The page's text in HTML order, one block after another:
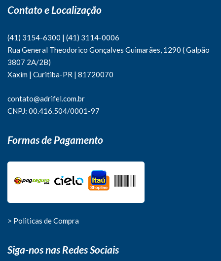
Contato e Localização
(41) 3154-6300 | (41) 3114-0006
Rua General Theodorico Gonçalves Guimarães, 1290 ( Galpão
3807 2A/2B)
Xaxim | Curitiba-PR | 81720070
contato@adrifel.com.br
CNPJ: 00.416.504/0001-97
Formas de Pagamento
> Politicas de Compra
Siga-nos nas Redes Sociais